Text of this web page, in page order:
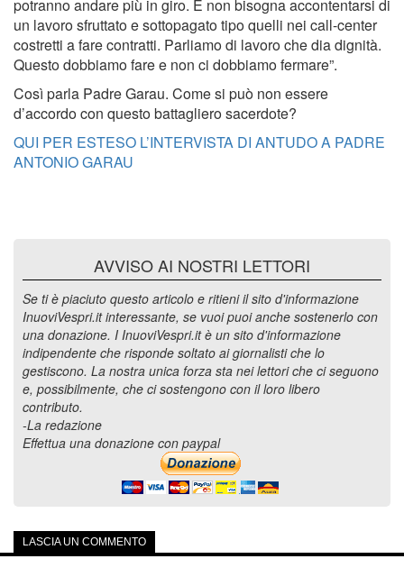
potranno andare più in giro. E non bisogna accontentarsi di
un lavoro sfruttato e sottopagato tipo quelli nei call-center
costretti a fare contratti. Parliamo di lavoro che dia dignità.
Questo dobbiamo fare e non ci dobbiamo fermare”.
Così parla Padre Garau. Come si può non essere
d’accordo con questo battagliero sacerdote?
QUI PER ESTESO L’INTERVISTA DI ANTUDO A PADRE
ANTONIO GARAU
AVVISO AI NOSTRI LETTORI
Se ti è piaciuto questo articolo e ritieni il sito d'informazione
InuoviVespri.it interessante, se vuoi puoi anche sostenerlo con
una donazione. I InuoviVespri.it è un sito d'informazione
indipendente che risponde soltato ai giornalisti che lo
gestiscono. La nostra unica forza sta nei lettori che ci seguono
e, possibilmente, che ci sostengono con il loro libero
contributo.
-La redazione
Effettua una donazione con paypal
LASCIA UN COMMENTO